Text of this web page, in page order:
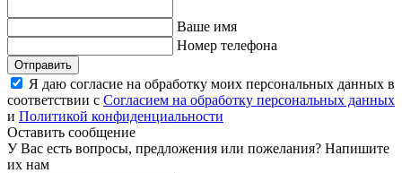
Ваше имя
Номер телефона
Отправить
Я даю согласие на обработку моих персональных данных в
соответствии с Согласием на обработку персональных данных
и Политикой конфиденциальности
Оставить сообщение
У Вас есть вопросы, предложения или пожелания? Напишите
их нам